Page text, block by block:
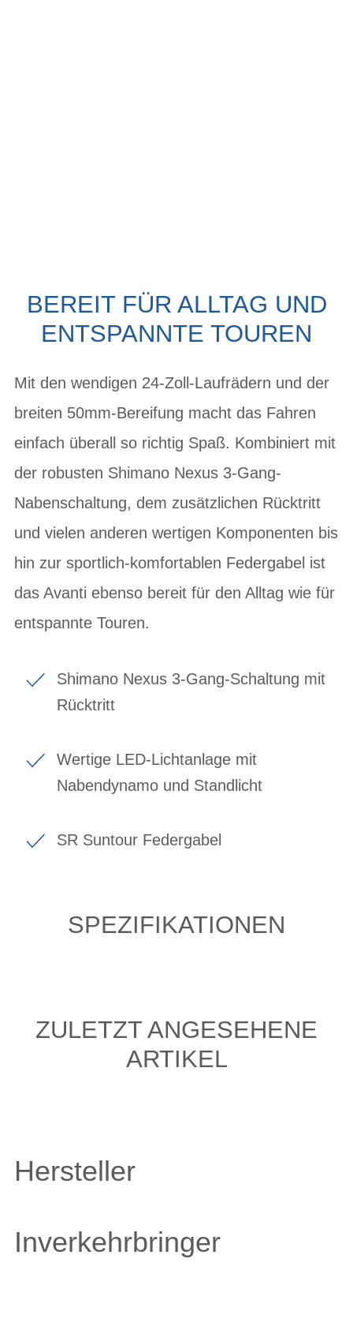
BEREIT FÜR ALLTAG UND
ENTSPANNTE TOUREN
Mit den wendigen 24-Zoll-Laufrädern und der
breiten 50mm-Bereifung macht das Fahren
einfach überall so richtig Spaß. Kombiniert mit
der robusten Shimano Nexus 3-Gang-
Nabenschaltung, dem zusätzlichen Rücktritt
und vielen anderen wertigen Komponenten bis
hin zur sportlich-komfortablen Federgabel ist
das Avanti ebenso bereit für den Alltag wie für
entspannte Touren.
Shimano Nexus 3-Gang-Schaltung mit
Rücktritt
Wertige LED-Lichtanlage mit
Nabendynamo und Standlicht
SR Suntour Federgabel
SPEZIFIKATIONEN
ZULETZT ANGESEHENE
ARTIKEL
Hersteller
Inverkehrbringer